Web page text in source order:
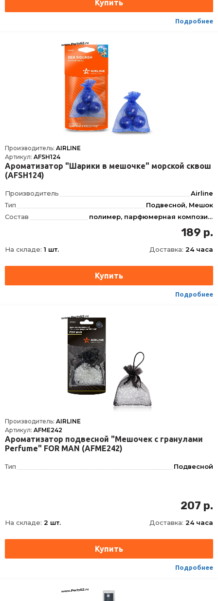
Подробнее
Производитель: AIRLINE
Артикул: AFSH124
Ароматизатор "Шарики в мешочке" морской сквош
(AFSH124)
Производитель
Airline
Тип
Подвесной, Мешок
Состав
полимер, парфюмерная композиция
Морской сквош
189 р.
На складе: 1 шт. Доставка: 24 часа
Подробнее
Производитель: AIRLINE
Артикул: AFME242
Ароматизатор подвесной "Мешочек с гранулами
Perfume" FOR MAN (AFME242)
Тип Подвесной
207 р.
На складе: 2 шт. Доставка: 24 часа
Подробнее